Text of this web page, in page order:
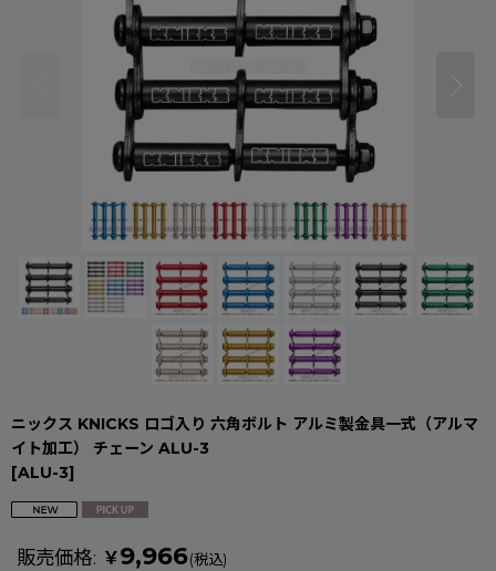
ニックス KNICKS ロゴ入り 六角ボルト アルミ製金具一式（アルマ
イト加工） チェーン ALU-3
[ALU-3]
販売価格: ￥9,966(税込)